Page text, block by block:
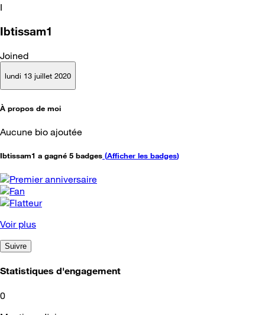
I
Ibtissam1
Joined
lundi 13 juillet 2020
À propos de moi
Aucune bio ajoutée
Ibtissam1 a gagné 5 badges (Afficher les badges)
Voir plus
Suivre
Statistiques d'engagement
0